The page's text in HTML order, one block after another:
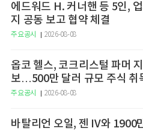
에드워드 H. 커너핸 등 5인,
지 공동 보고 협약 체결
주요공시 2026-08-08
옵코 헬스, 코크리스털 파머
보…500만 달러 규모 주식 취
주요공시 2026-08-08
바탈리언 오일, 젠 IV와 1900